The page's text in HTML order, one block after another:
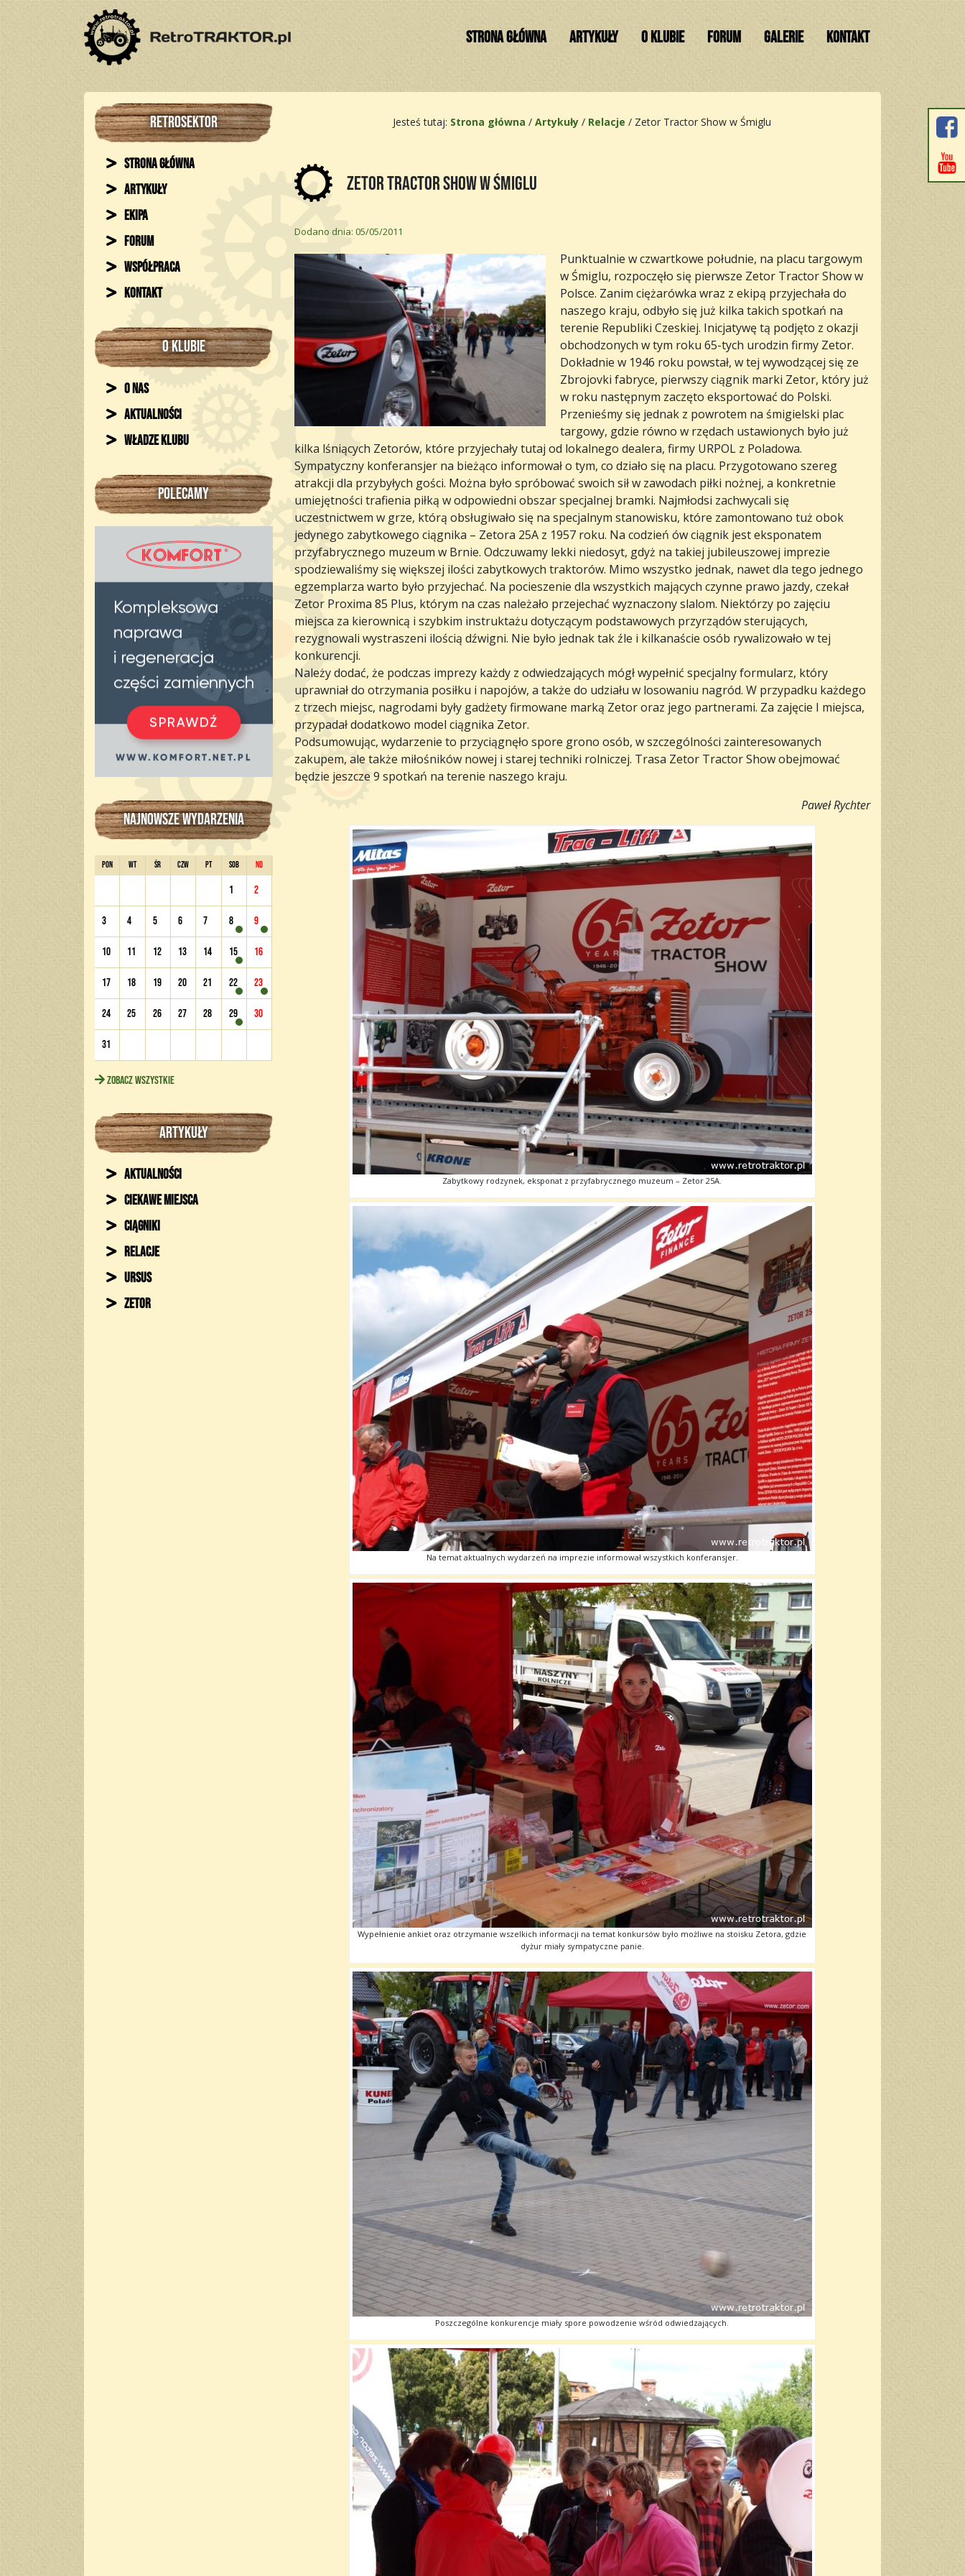
STRONA GŁÓWNA ARTYKUŁY O KLUBIE FORUM GALERIE KONTAKT
RETROSEKTOR
Strona główna
Artykuły
Ekipa
Forum
Współpraca
Kontakt
O KLUBIE
O nas
Aktualności
Władze klubu
POLECAMY
NAJNOWSZE WYDARZENIA
PON WT ŚR CZW PT SOB ND
1 2
3 4 5 6 7 8 9
10 11 12 13 14 15 16
17 18 19 20 21 22 23
24 25 26 27 28 29 30
31
Zobacz wszystkie
ARTYKUŁY
Aktualności
Ciekawe miejsca
Ciągniki
Relacje
Ursus
Zetor
Jesteś tutaj: Strona główna /Artykuły / Relacje / Zetor Tractor Show w Śmiglu
Zetor Tractor Show w Śmiglu
Dodano dnia: 05/05/2011
Punktualnie w czwartkowe południe, na placu targowym
w Śmiglu, rozpoczęło się pierwsze Zetor Tractor Show w
Polsce. Zanim ciężarówka wraz z ekipą przyjechała do
naszego kraju, odbyło się już kilka takich spotkań na
terenie Republiki Czeskiej. Inicjatywę tą podjęto z okazji
obchodzonych w tym roku 65-tych urodzin firmy Zetor.
Dokładnie w 1946 roku powstał, w tej wywodzącej się ze
Zbrojovki fabryce, pierwszy ciągnik marki Zetor, który już
w roku następnym zaczęto eksportować do Polski.
Przenieśmy się jednak z powrotem na śmigielski plac
targowy, gdzie równo w rzędach ustawionych było już
kilka lśniących Zetorów, które przyjechały tutaj od lokalnego dealera, firmy URPOL z Poladowa.
Sympatyczny konferansjer na bieżąco informował o tym, co działo się na placu. Przygotowano szereg
atrakcji dla przybyłych gości. Można było spróbować swoich sił w zawodach piłki nożnej, a konkretnie
umiejętności trafienia piłką w odpowiedni obszar specjalnej bramki. Najmłodsi zachwycali się
uczestnictwem w grze, którą obsługiwało się na specjalnym stanowisku, które zamontowano tuż obok
jedynego zabytkowego ciągnika – Zetora 25A z 1957 roku. Na codzień ów ciągnik jest eksponatem
przyfabrycznego muzeum w Brnie. Odczuwamy lekki niedosyt, gdyż na takiej jubileuszowej imprezie
spodziewaliśmy się większej ilości zabytkowych traktorów. Mimo wszystko jednak, nawet dla tego jednego
egzemplarza warto było przyjechać. Na pocieszenie dla wszystkich mających czynne prawo jazdy, czekał
Zetor Proxima 85 Plus, którym na czas należało przejechać wyznaczony slalom. Niektórzy po zajęciu
miejsca za kierownicą i szybkim instruktażu dotyczącym podstawowych przyrządów sterujących,
rezygnowali wystraszeni ilością dźwigni. Nie było jednak tak źle i kilkanaście osób rywalizowało w tej
konkurencji.
Należy dodać, że podczas imprezy każdy z odwiedzających mógł wypełnić specjalny formularz, który
uprawniał do otrzymania posiłku i napojów, a także do udziału w losowaniu nagród. W przypadku każdego
z trzech miejsc, nagrodami były gadżety firmowane marką Zetor oraz jego partnerami. Za zajęcie I miejsca,
przypadał dodatkowo model ciągnika Zetor.
Podsumowując, wydarzenie to przyciągnęło spore grono osób, w szczególności zainteresowanych
zakupem, ale także miłośników nowej i starej techniki rolniczej. Trasa Zetor Tractor Show obejmować
będzie jeszcze 9 spotkań na terenie naszego kraju.
Paweł Rychter
Zabytkowy rodzynek, eksponat z przyfabrycznego muzeum – Zetor 25A.
Na temat aktualnych wydarzeń na imprezie informował wszystkich konferansjer.
Wypełnienie ankiet oraz otrzymanie wszelkich informacji na temat konkursów było możliwe na stoisku Zetora, gdzie
dyżur miały sympatyczne panie.
Poszczególne konkurencje miały spore powodzenie wśród odwiedzających.